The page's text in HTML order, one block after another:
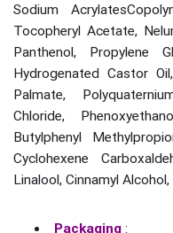
Sodium
Tocopheryl Acetate,
Panthenol, Propylene
Hydrogenated Castor
Palmate,
Chloride,
Butylphenyl
Cyclohexene
Linalool, Cinnamyl
Packaging :